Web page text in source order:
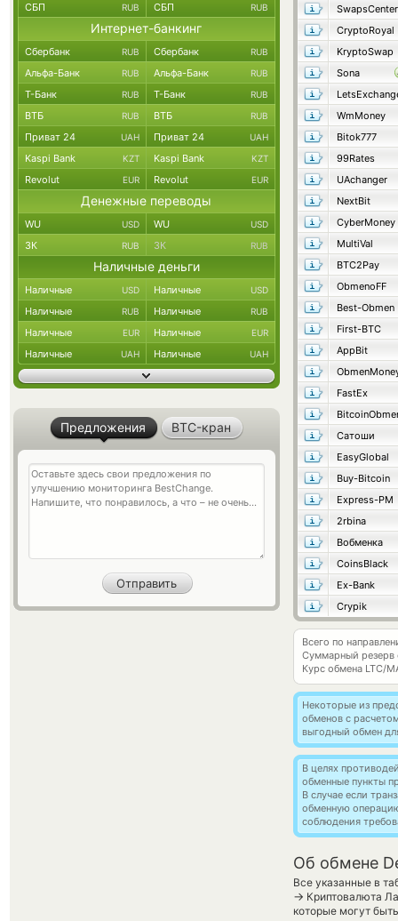
SwapsCenter
CryptoRoyal
KryptoSwap
Sona
WmMoney
Bitok777
99Rates
UAchanger
NextBit
CyberMoney
MultiVal
BTC2Pay
ObmenoFF
Best-Obmen
First-BTC
AppBit
FastEx
Сатоши
EasyGlobal
Buy-Bitcoin
Express-PM
2rbina
Вобменка
CoinsBlack
Ex-Bank
Crypik
Всего по
Суммарный резерв
Курс обмена LTC/
Некоторые из
обменов с
выгодный обмен
В целях
обменные пункты
В случае если
обменную
соблюдения
Об обмене
Все указанные в
→ Криптовалюта
которые могут
СБП RUB СБП RUB
Интернет-банкинг
Сбербанк RUB Сбербанк RUB
Альфа-Банк RUB Альфа-Банк RUB
Т-Банк RUB Т-Банк RUB
ВТБ RUB ВТБ RUB
Приват 24 UAH Приват 24 UAH
Kaspi Bank KZT Kaspi Bank KZT
Revolut EUR Revolut EUR
Денежные переводы
WU USD WU USD
ЗК RUB ЗК RUB
Наличные деньги
Наличные USD Наличные USD
Наличные RUB Наличные RUB
Наличные EUR Наличные EUR
Наличные UAH Наличные UAH
Предложения BTC-кран